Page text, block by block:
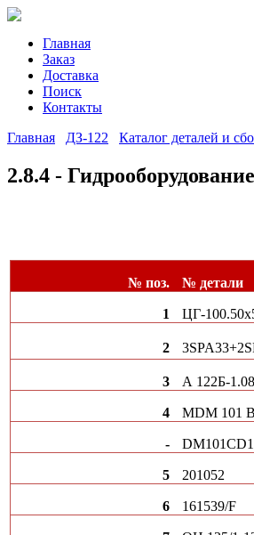
Главная
Заказ
Доставка
Поиск
Контакты
Главная
ДЗ-122 Каталог деталей и
2.8.4 -
№ поз. № детали
1 ЦГ-
2
3 А 122Б-
4 MDM 101
- DM101CD1
5 201052
6 161539/F